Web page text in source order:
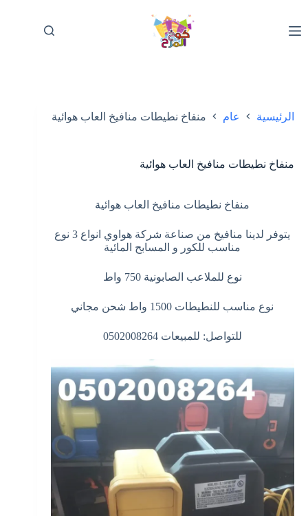
المحتوى
الرئيسية عام منفاخ نطيطات منافيخ العاب هوائية
منفاخ نطيطات منافيخ العاب هوائية
منفاخ نطيطات منافيخ العاب هوائية
يتوفر لدينا منافيخ من صناعة شركة هواوي انواع 3 نوع
مناسب للكور و المسابح المائية
نوع للملاعب الصابونية 750 واط
نوع مناسب للنطيطات 1500 واط شحن مجاني
للتواصل: للمبيعات 0502008264